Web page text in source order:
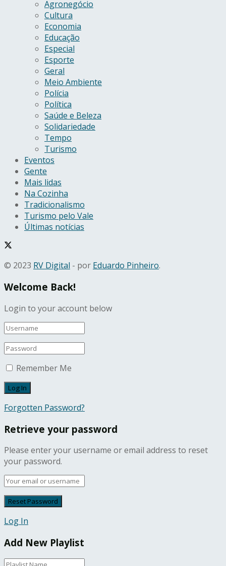
Agronegócio
Cultura
Economia
Educação
Especial
Esporte
Geral
Meio Ambiente
Polícia
Política
Saúde e Beleza
Solidariedade
Tempo
Turismo
Eventos
Gente
Mais lidas
Na Cozinha
Tradicionalismo
Turismo pelo Vale
Últimas notícias
© 2023 RV Digital - por Eduardo Pinheiro.
Welcome Back!
Login to your account below
Remember Me
Forgotten Password?
Retrieve your password
Please enter your username or email address to reset
your password.
Log In
Add New Playlist